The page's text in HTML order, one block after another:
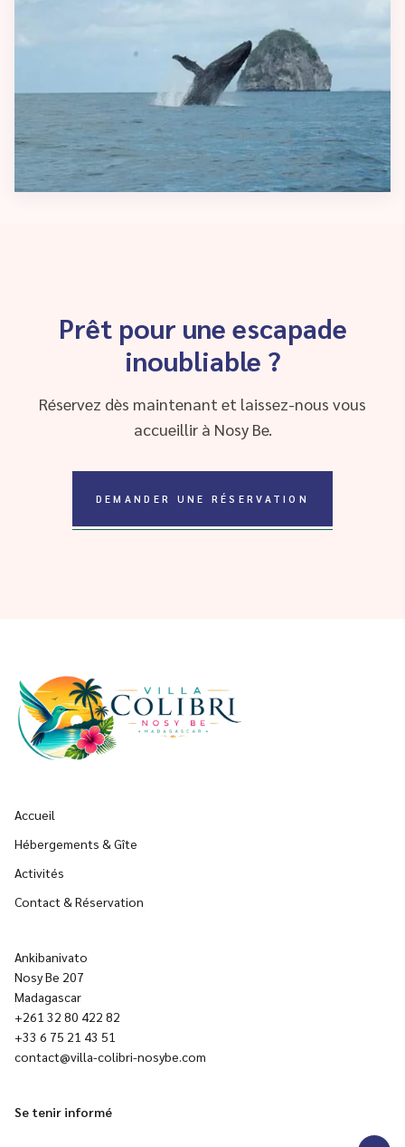
Prêt pour une escapade
inoubliable ?
Réservez dès maintenant et laissez-nous vous
accueillir à Nosy Be.
DEMANDER UNE RÉSERVATION
Accueil
Hébergements & Gîte
Activités
Contact & Réservation
Ankibanivato
Nosy Be 207
Madagascar
+261 32 80 422 82
+33 6 75 21 43 51
contact@villa-colibri-nosybe.com
Se tenir informé